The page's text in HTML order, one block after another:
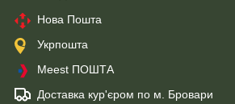
Нова Пошта
Укрпошта
Meest ПОШТА
Доставка кур'єром по м. Бровари